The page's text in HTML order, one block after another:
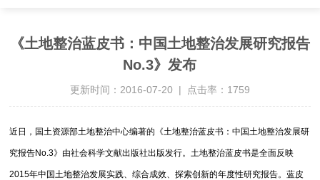
《土地整治蓝皮书：中国土地整治发展研究报告
No.3》发布
更新时间：2016-07-20 | 点击率：1759
近日，国土资源部土地整治中心编著的《土地整治蓝皮书：中国土地整治发展研
究报告No.3》由社会科学文献出版社出版发行。土地整治蓝皮书是全面反映
2015年中国土地整治发展实践、综合成效、探索创新的年度性研究报告。蓝皮